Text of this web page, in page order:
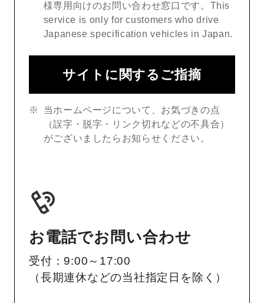
様専用向けのお問い合わせ窓口です。This
service is only for customers who drive
Japanese specification vehicles in Japan.
サイトに関するご指摘
当ホームページについて、お気づきの点
（誤字・脱字・リンク切れなどの不具合）
がございましたらお知らせください。
お電話でお問い合わせ
受付：9:00～17:00
（長期連休などの当社指定日を除く）